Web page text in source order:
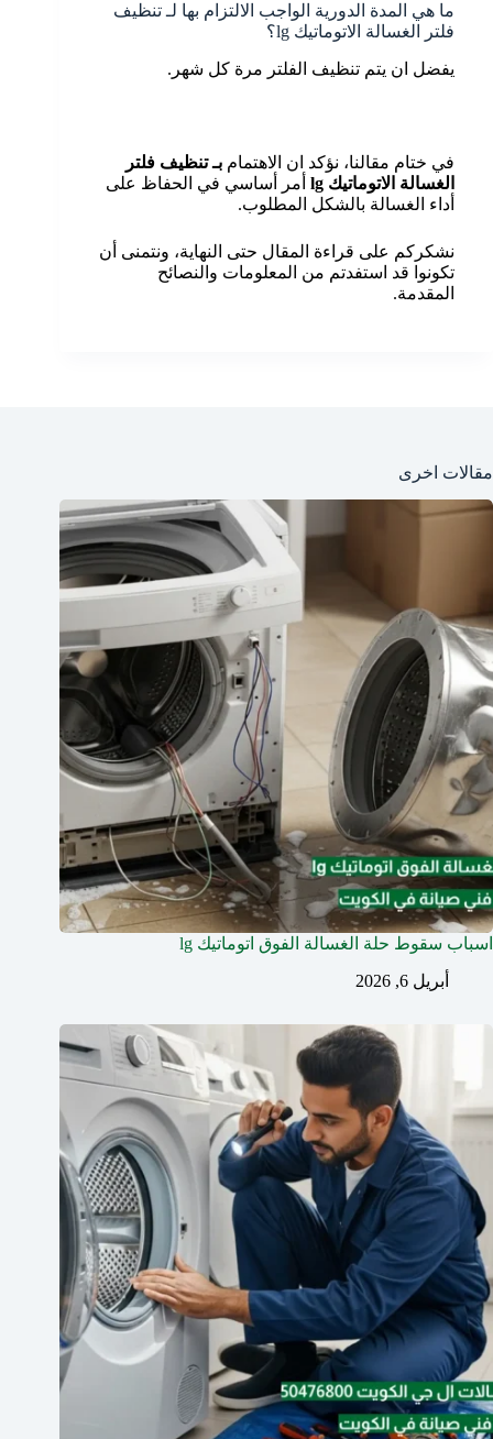
ما هي المدة الدورية الواجب الالتزام بها لـ تنظيف
فلتر الغسالة الاتوماتيك lg؟
يفضل ان يتم تنظيف الفلتر مرة كل شهر.
في ختام مقالنا، نؤكد ان الاهتمام بـ تنظيف فلتر
الغسالة الاتوماتيك lg أمر أساسي في الحفاظ على
أداء الغسالة بالشكل المطلوب.
نشكركم على قراءة المقال حتى النهاية، ونتمنى أن
تكونوا قد استفدتم من المعلومات والنصائح
المقدمة.
مقالات اخرى
اسباب سقوط حلة الغسالة الفوق اتوماتيك lg
أبريل 6, 2026